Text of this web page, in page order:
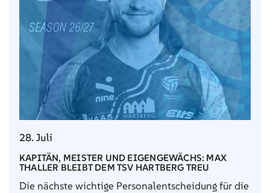
28. Juli
KAPITÄN, MEISTER UND EIGENGEWÄCHS: MAX
THALLER BLEIBT DEM TSV HARTBERG TREU
Die nächste wichtige Personalentscheidung für die